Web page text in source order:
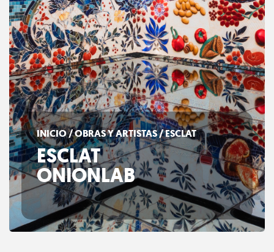
INICIO/OBRAS Y ARTISTAS/ ESCLAT
ESCLAT
ONIONLAB